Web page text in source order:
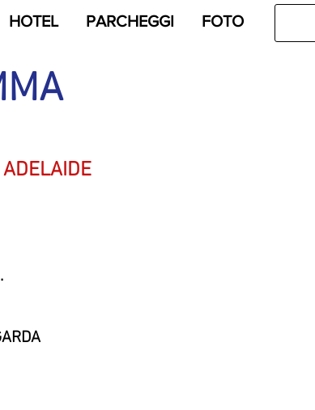
HOTEL PARCHEGGI FOTO